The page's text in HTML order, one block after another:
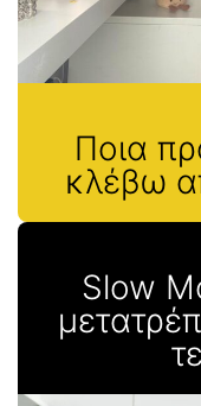
Ποια
κλέβω
Slow